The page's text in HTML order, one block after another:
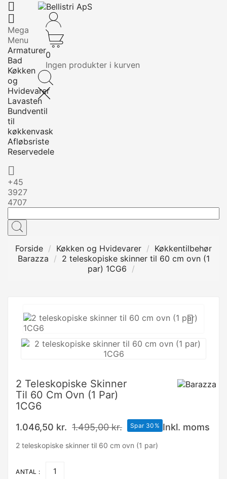


Mega
Menu
Armaturer
Bad
Køkken
og
Hvidevarer
Lavasten
Bundventil
til
køkkenvask
Afløbsriste
Reservedele

+45
3927
4707
0
Ingen produkter i kurven
Forside Køkken og Hvidevarer
Køkkentilbehør
Barazza
2 teleskopiske skinner til 60 cm ovn (1
par) 1CG6

2 Teleskopiske Skinner
Til 60 Cm Ovn (1 Par)
1CG6
1.046,50 kr. 1.495,00 kr. Spar 30% Inkl. moms
2 teleskopiske skinner til 60 cm ovn (1 par)
ANTAL :